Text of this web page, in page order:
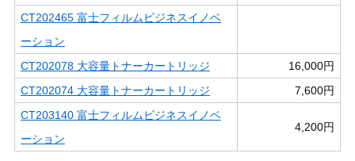
CT202465 富士フィルムビジネスイノベ
ーション
CT202078 大容量トナーカートリッジ
16,000円
CT202074 大容量トナーカートリッジ
7,600円
CT203140 富士フィルムビジネスイノベ
ーション
4,200円